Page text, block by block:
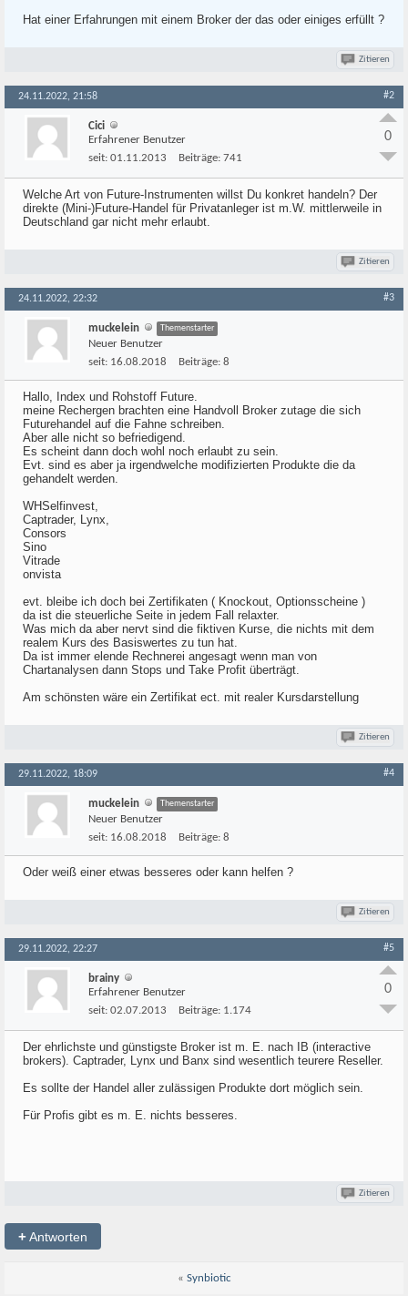
Hat einer Erfahrungen mit einem Broker der das oder einiges erfüllt ?
Zitieren
24.11.2022, 21:58 #2
Cici
Erfahrener Benutzer
seit: 01.11.2013 Beiträge: 741
0
Welche Art von Future-Instrumenten willst Du konkret handeln? Der
direkte (Mini-)Future-Handel für Privatanleger ist m.W. mittlerweile in
Deutschland gar nicht mehr erlaubt.
Zitieren
24.11.2022, 22:32 #3
muckelein Themenstarter
Neuer Benutzer
seit: 16.08.2018 Beiträge: 8
Hallo, Index und Rohstoff Future.
meine Rechergen brachten eine Handvoll Broker zutage die sich
Futurehandel auf die Fahne schreiben.
Aber alle nicht so befriedigend.
Es scheint dann doch wohl noch erlaubt zu sein.
Evt. sind es aber ja irgendwelche modifizierten Produkte die da
gehandelt werden.
WHSelfinvest,
Captrader, Lynx,
Consors
Sino
Vitrade
onvista
evt. bleibe ich doch bei Zertifikaten ( Knockout, Optionsscheine )
da ist die steuerliche Seite in jedem Fall relaxter.
Was mich da aber nervt sind die fiktiven Kurse, die nichts mit dem
realem Kurs des Basiswertes zu tun hat.
Da ist immer elende Rechnerei angesagt wenn man von
Chartanalysen dann Stops und Take Profit überträgt.
Am schönsten wäre ein Zertifikat ect. mit realer Kursdarstellung
Zitieren
29.11.2022, 18:09 #4
muckelein Themenstarter
Neuer Benutzer
seit: 16.08.2018 Beiträge: 8
Oder weiß einer etwas besseres oder kann helfen ?
Zitieren
29.11.2022, 22:27 #5
brainy
Erfahrener Benutzer
seit: 02.07.2013 Beiträge: 1.174
0
Der ehrlichste und günstigste Broker ist m. E. nach IB (interactive
brokers). Captrader, Lynx und Banx sind wesentlich teurere Reseller.
Es sollte der Handel aller zulässigen Produkte dort möglich sein.
Für Profis gibt es m. E. nichts besseres.
Zitieren
+Antworten
« Synbiotic